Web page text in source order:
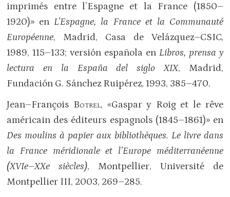
imprimés entre l’Espagne et la France (1850–
1920)» enL’Espagne, la France et la Communauté
Européenne, Madrid, Casa de Velázquez–CSIC,
1989, 115–133; versión española en Libros, prensa y
lectura en la España del sigloXIX, Madrid,
Fundación G. Sánchez Ruipérez, 1993, 385–470.
Jean–François Botrel, «Gaspar y Roig et le rêve
américain des éditeurs espagnols (1845–1861)» en
Des moulins à papier aux bibliothèques. Le livre dans
la France méridionale et l’Europe méditerranéenne
(XVIe–XXe siècles), Montpellier, Université de
Montpellier III, 2003, 269–285.